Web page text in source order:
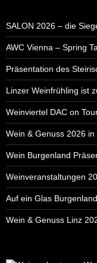
SALON 2026 – die
AWC Vienna – Spring
Präsentation des
Linzer Weinfrühling ist
Weinviertel DAC on
Wein & Genuss 2026
Wein Burgenland
Weinveranstaltungen
Auf ein Glas
Wein & Genuss Linz